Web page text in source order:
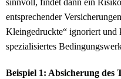
sinnvoll, findet dann ein
entsprechender
Kleingedruckte“ ignoriert
spezialisiertes
Beispiel 1: Absicherung des